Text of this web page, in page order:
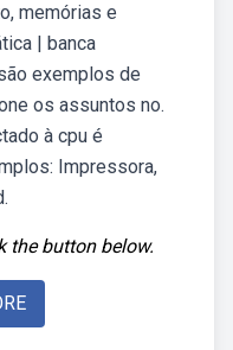
memórias e
| banca
exemplos de
os assuntos no.
à cpu é
Impressora,
the button below.